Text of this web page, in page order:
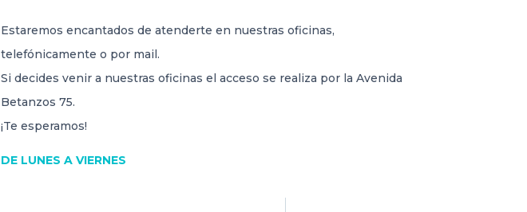
Estaremos encantados de atenderte en nuestras oficinas,
telefónicamente o por mail.
Si decides venir a nuestras oficinas el acceso se realiza por la Avenida
Betanzos 75.
¡Te esperamos!
DE LUNES A VIERNES